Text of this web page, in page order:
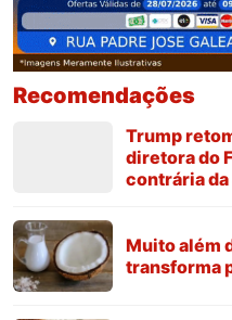
Recomendações
Trump
diretora do
contrária
Muito além
transforma